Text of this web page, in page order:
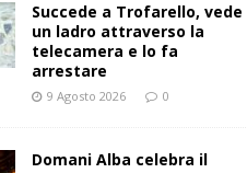
Succede a Trofarello, vede
un ladro attraverso la
telecamera e lo fa
arrestare
9 Agosto 2026 0
Domani Alba celebra il